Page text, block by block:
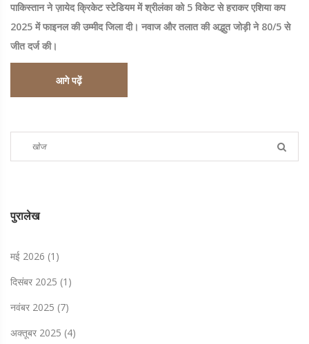
पाकिस्तान ने ज़ायेद क्रिकेट स्टेडियम में श्रीलंका को 5 विकेट से हराकर एशिया कप
2025 में फाइनल की उम्मीद जिला दी। नवाज और तलात की अद्भुत जोड़ी ने 80/5 से
जीत दर्ज की।
आगे पढ़ें
पुरालेख
मई 2026 (1)
दिसंबर 2025 (1)
नवंबर 2025 (7)
अक्तूबर 2025 (4)